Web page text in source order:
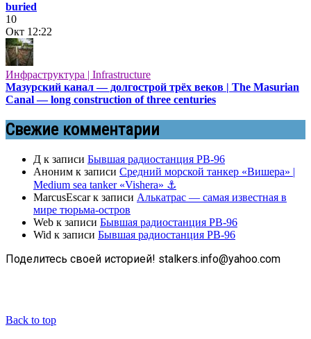
buried
10
Окт 12:22
Инфраструктура | Infrastructure
Мазурский канал — долгострой трёх веков | The Masurian
Canal — long construction of three centuries
Свежие комментарии
Д к записи Бывшая радиостанция РВ-96
Аноним к записи Средний морской танкер «Вишера» |
Medium sea tanker «Vishera» ⚓
MarcusEscarк записи Алькатрас — самая известная в
мире тюрьма-остров
Web к записи Бывшая радиостанция РВ-96
Wid к записи Бывшая радиостанция РВ-96
Поделитесь своей историей! stalkers.info@yahoo.com
Back to top